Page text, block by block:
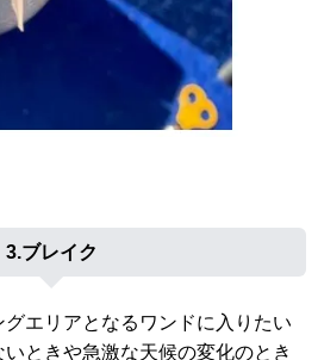
3.ブレイク
エリアとなるワンドに入りたい
ときや急激な天候の変化のとき